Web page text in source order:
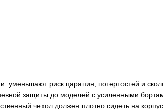
уменьшают риск царапин, потертостей и
защиты до моделей с усиленными
чехол должен плотно сидеть на